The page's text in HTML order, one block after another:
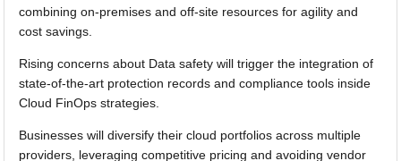
combining on-premises and off-site resources for agility and
cost savings.
Rising concerns about Data safety will trigger the integration of
state-of-the-art protection records and compliance tools inside
Cloud FinOps strategies.
Businesses will diversify their cloud portfolios across multiple
providers, leveraging competitive pricing and avoiding vendor